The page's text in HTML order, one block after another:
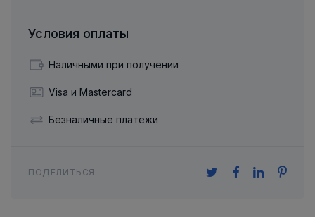
Условия оплаты
Наличными при получении
Visa и Mastercard
Безналичные платежи
ПОДЕЛИТЬСЯ: